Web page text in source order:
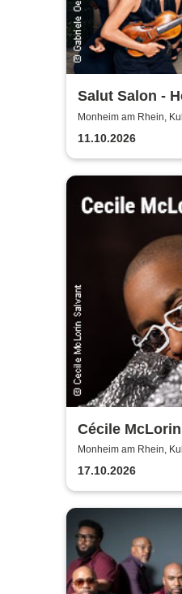
Salut Salon -
Monheim am Rhein,
11.10.2026
Cécile
Snap -
Monheim am Rhein,
17.10.2026